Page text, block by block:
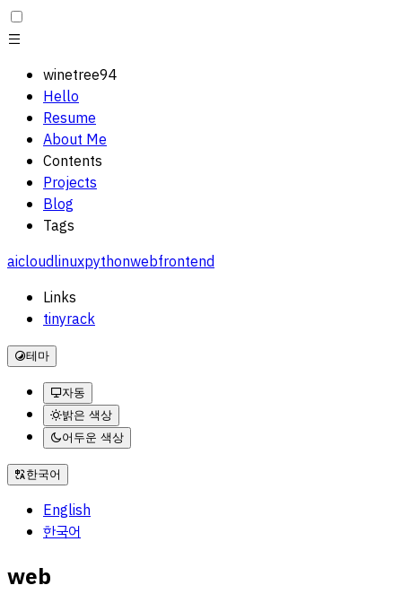
winetree94
Hello
Resume
About Me
Contents
Projects
Blog
Tags
aicloudlinuxpythonwebfrontend
Links
tinyrack
테마
자동
밝은 색상
어두운 색상
한국어
English
한국어
web